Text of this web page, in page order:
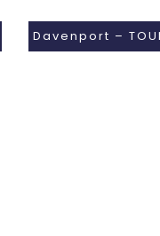
Davenport –